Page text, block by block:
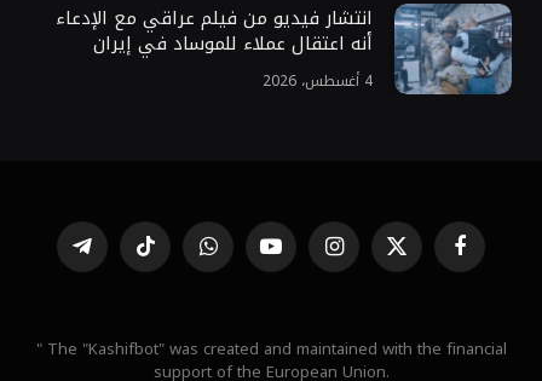
انتشار فيديو من فيلم عراقي مع الإدعاء
أنه اعتقال عملاء للموساد في إيران
4 أغسطس، 2026
فيسبوك X
(Twitter)
الانستغراميوتيوب واتساب تيكتوك تيلقرام
" The "Kashifbot" was created and maintained with the financial
support of the European Union.